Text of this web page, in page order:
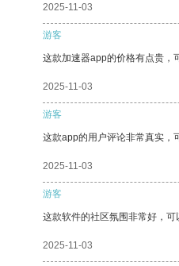
2025-11-03
游客
这款加速器app的价格有点贵，
2025-11-03
游客
这款app的用户评论非常真实，
2025-11-03
游客
这款软件的社区氛围非常好，可
2025-11-03